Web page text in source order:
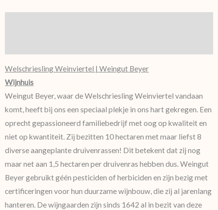
Welschriesling Weinviertel | Weingut Beyer
Wijnhuis
Weingut Beyer, waar de Welschriesling Weinviertel vandaan
komt, heeft bij ons een speciaal plekje in ons hart gekregen. Een
oprecht gepassioneerd familiebedrijf met oog op kwaliteit en
niet op kwantiteit. Zij bezitten 10 hectaren met maar liefst 8
diverse aangeplante druivenrassen! Dit betekent dat zij nog
maar net aan 1,5 hectaren per druivenras hebben dus. Weingut
Beyer gebruikt géén pesticiden of herbiciden en zijn bezig met
certificeringen voor hun duurzame wijnbouw, die zij al jarenlang
hanteren. De wijngaarden zijn sinds 1642 al in bezit van deze